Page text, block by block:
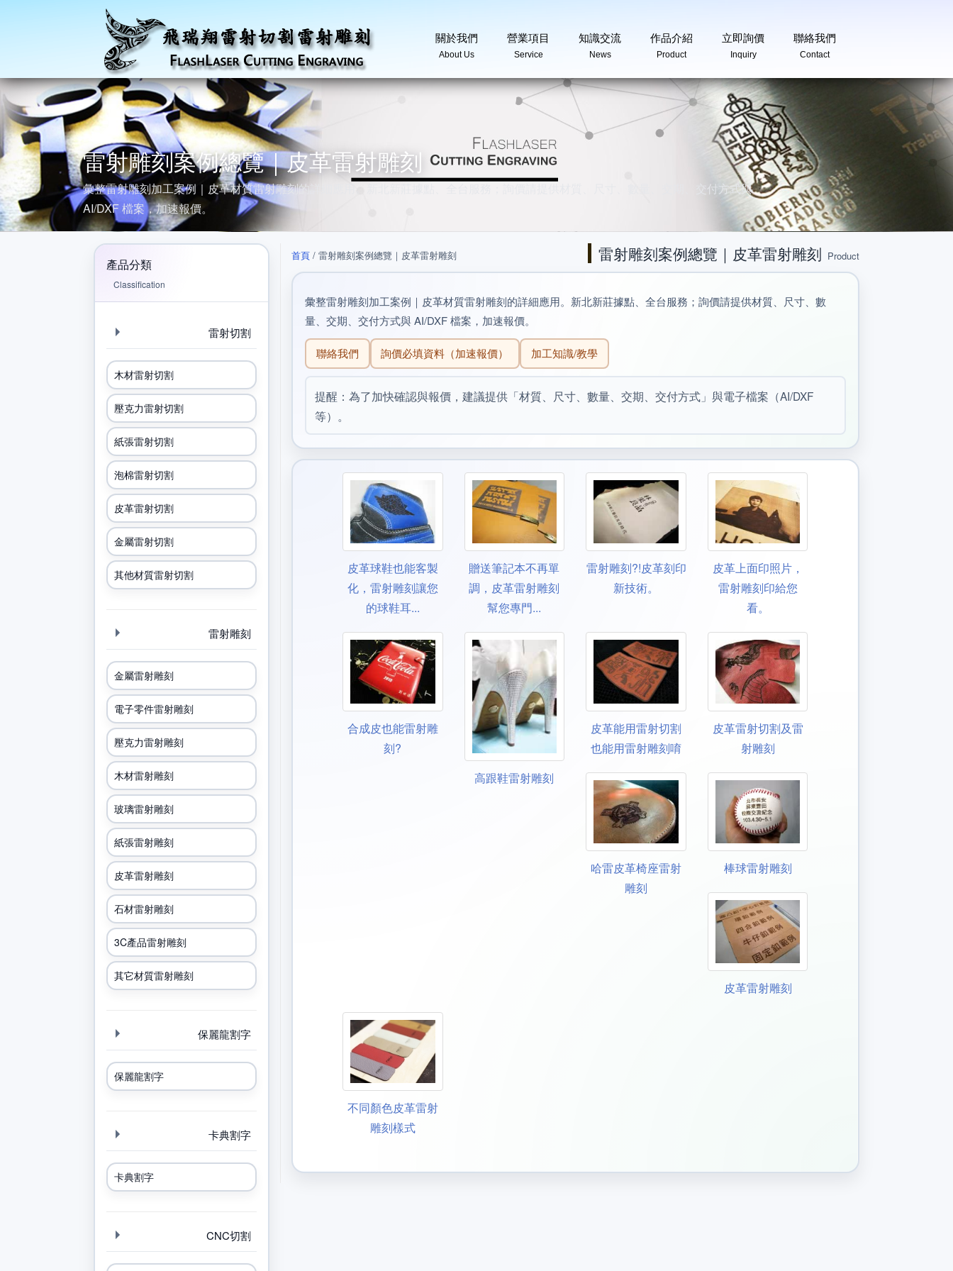
關於我們
About Us
營業項目
Service
知識交流
News
作品介紹
Product
立即詢價
Inquiry
聯絡我們
Contact
雷射雕刻案例總覽｜皮革雷射雕刻
彙整雷射雕刻加工案例｜皮革材質雷射雕刻的詳細應用。新北新莊據點、全台服務；詢價請提供材質、尺寸、數量、交期、交付方式與
AI/DXF 檔案，加速報價。
產品分類
Classification
雷射切割
木材雷射切割
壓克力雷射切割
紙張雷射切割
泡棉雷射切割
皮革雷射切割
金屬雷射切割
其他材質雷射切割
雷射雕刻
金屬雷射雕刻
電子零件雷射雕刻
壓克力雷射雕刻
木材雷射雕刻
玻璃雷射雕刻
紙張雷射雕刻
皮革雷射雕刻
石材雷射雕刻
3C產品雷射雕刻
其它材質雷射雕刻
保麗龍割字
保麗龍割字
卡典割字
卡典割字
CNC切割
首頁/ 雷射雕刻案例總覽｜皮革雷射雕刻 雷射雕刻案例總覽｜皮革雷射雕刻 Product
彙整雷射雕刻加工案例｜皮革材質雷射雕刻的詳細應用。新北新莊據點、全台服務；詢價請提供材質、尺寸、數
量、交期、交付方式與 AI/DXF 檔案，加速報價。
聯絡我們 詢價必填資料（加速報價） 加工知識/教學
提醒：為了加快確認與報價，建議提供「材質、尺寸、數量、交期、交付方式」與電子檔案（AI/DXF
等）。
皮革球鞋也能客製
化，雷射雕刻讓您
的球鞋耳...
贈送筆記本不再單
調，皮革雷射雕刻
幫您專門...
雷射雕刻?!皮革刻印
新技術。
皮革上面印照片，
雷射雕刻印給您
看。
合成皮也能雷射雕
刻?
高跟鞋雷射雕刻
皮革能用雷射切割
也能用雷射雕刻唷
皮革雷射切割及雷
射雕刻
哈雷皮革椅座雷射
雕刻
棒球雷射雕刻
皮革雷射雕刻
不同顏色皮革雷射
雕刻樣式